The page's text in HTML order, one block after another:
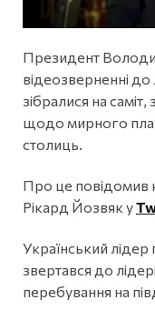
Президент
відеозверненні до
зібралися на
щодо мирного
столиць.
Про це повідомив
Рікард Йозвяк у
Український
звертався до
перебування на